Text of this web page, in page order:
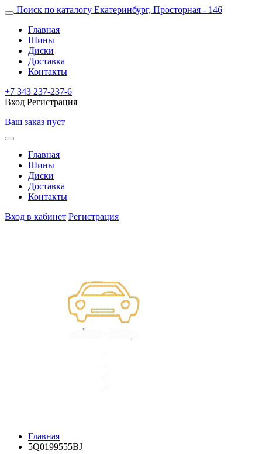
Поиск по каталогу Екатеринбург, Просторная - 146
Главная
Шины
Диски
Доставка
Контакты
+7 343 237-237-6
Вход Регистрация
Ваш заказ пуст
Главная
Шины
Диски
Доставка
Контакты
Вход в кабинет Регистрация
Главная
5Q0199555BJ